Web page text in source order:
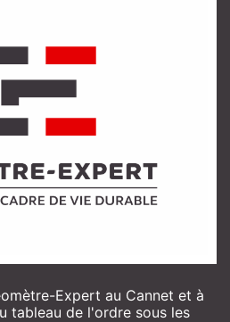
Expert au Cannet et à
tableau de l'ordre sous les